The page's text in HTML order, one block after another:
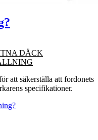
DÄCK
att säkerställa att fordonets
specifikationer.